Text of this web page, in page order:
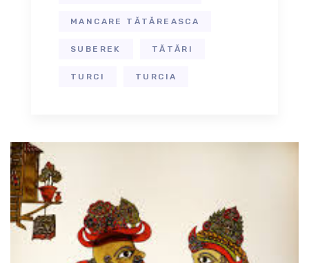
MANCARE TĂTĂREASCA
SUBEREK TĂTĂRI
TURCI TURCIA